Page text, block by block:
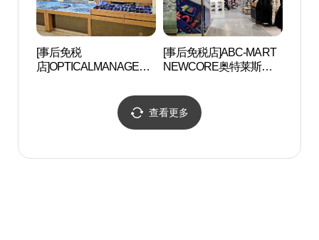
[事后免税
店]OPTICALMANAGER
村店 (안경매니져 뉴코아
[事后免税店]ABC-MART
NEWCORE奥特莱斯坪
아아울렛 평촌점)
查看更多